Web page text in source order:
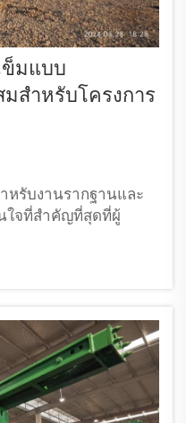
ข็มแบบ
สำหรับโครงการ
หรับงานรากฐานและ
ใจที่สำคัญที่สุดที่ผู้
าสามารถดำเนินการ
ฟังก์ชันไม่ใช่เครื่องจักร
เป็นเครื่องจักรเฉพาะ